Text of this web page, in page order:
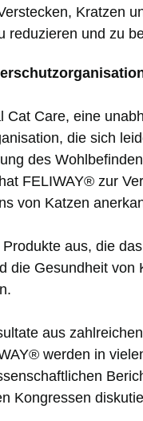
Kratzen
reduzieren und zu
Cat Care, eine
die sich
des
FELIWAY® zur
von Katzen
aus, die das
die Gesundheit von
aus
werden in
Kongressen